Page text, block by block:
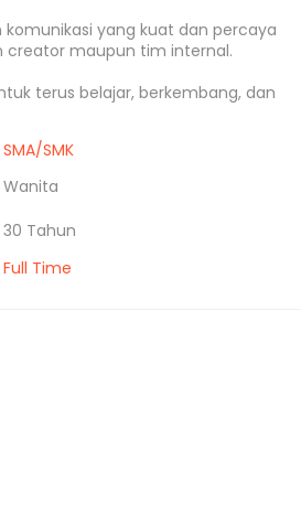
yang kuat dan percaya
creator maupun tim internal.
terus belajar, berkembang, dan
SMA/SMK
Wanita
30 Tahun
Full Time